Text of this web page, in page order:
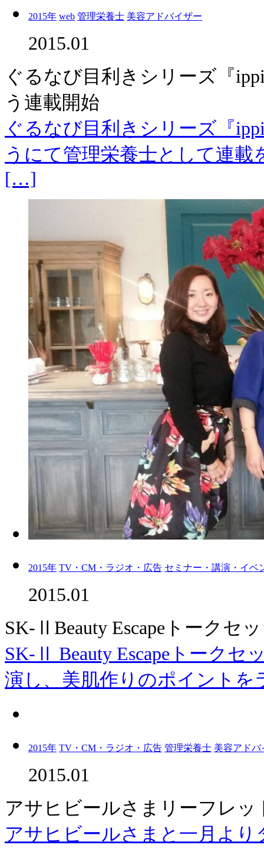
2015年 web 管理栄養士 美容アドバイザー
2015.01
ぐるなび目利きシリーズ『
う連載開始
ぐるなび目利きシリーズ『
うにて管理栄養士として連
[…]
2015年 TV・CM・ラジオ・広告 セミナー・講演・イベ
2015.01
SK-ⅡBeauty Escapeトークセ
SK-Ⅱ Beauty Escapeトークセ
演し、美肌作りのポイント
2015年 TV・CM・ラジオ・広告 管理栄養士 美容アドバ
2015.01
アサヒビールさまリーフレッ
アサヒビールさまと一月よ